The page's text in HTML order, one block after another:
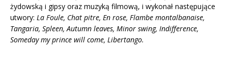
żydowską i gipsy oraz muzyką filmową, i wykonał następujące
utwory: La Foule, Chat pitre, En rose, Flambe montalbanaise,
Tangaria, Spleen, Autumn leaves, Minor swing, Indifference,
Someday my prince will come, Libertango.